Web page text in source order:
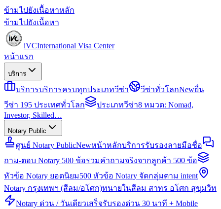
ข้ามไปยังเนื้อหาหลัก
ข้ามไปยังเนื้อหา
iVCInternational Visa Center
หน้าแรก
บริการ
บริการบริการครบทุกประเภทวีซ่า วีซ่าทั่วโลกNewยื่น
วีซ่า 195 ประเทศทั่วโลก
ประเภทวีซ่า8 หมวด: Nomad,
Investor, Skilled…
Notary Public
ศูนย์ Notary PublicNewหน้าหลักบริการรับรองลายมือชื่อ
ถาม-ตอบ Notary 500 ข้อรวมคำถามจริงจากลูกค้า 500 ข้อ
หัวข้อ Notary ยอดนิยม500 หัวข้อ Notary จัดกลุ่มตาม intent
Notary กรุงเทพฯ (สีลม/อโศก)ทนายในสีลม สาทร อโศก สุขุมวิท
Notary ด่วน / วันเดียวเสร็จรับรองด่วน 30 นาที + Mobile